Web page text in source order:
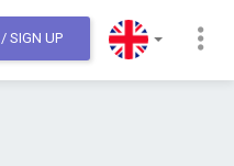
/ SIGN UP